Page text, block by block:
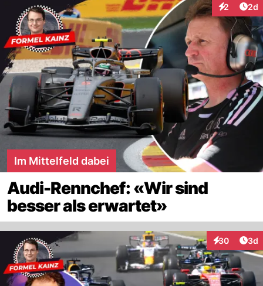
2 2d
Im Mittelfeld dabei
Audi-Rennchef: «Wir sind
besser als erwartet»
30
Interaktionen
3d